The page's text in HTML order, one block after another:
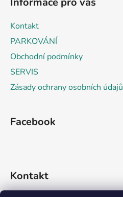
Kontakt
PARKOVÁNÍ
Obchodní podmínky
SERVIS
Zásady ochrany osobních údajů
Facebook
Kontakt